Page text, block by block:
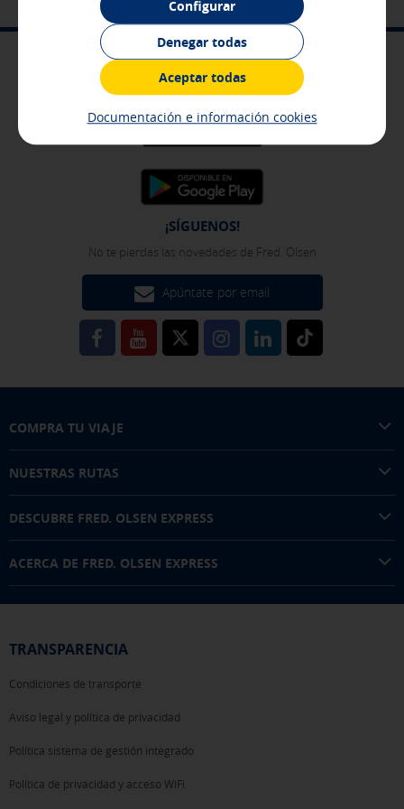
APP MÓVIL
Más fácil, intuitiva y cómoda
¡SÍGUENOS!
No te pierdas las novedades de Fred. Olsen
Apúntate por email
COMPRA TU VIAJE
NUESTRAS RUTAS
DESCUBRE FRED. OLSEN EXPRESS
ACERCA DE FRED. OLSEN EXPRESS
TRANSPARENCIA
Condiciones de transporte
Aviso legal y política de privacidad
Política sistema de gestión integrado
Política de privacidad y acceso WiFi
Aceptar todas
Denegar todas
Configurar
Documentación e información cookies
información que recogen es agregada y, por lo tanto, es
[Ver detalles de las cookies]
Cookies de publicidad y redes sociales
Estas cookies son gestionadas por nuestros socios
publicitarios y se utilizan para mostrarte publicidad
navegues. No almacenan información personal, sino que se
basan en la identificación única de tu navegador y
dispositivo de Internet.
[Ver detalles de las cookies]
Pulsa aquí para desactivar las cookies opcionales
cookies" al pie de la página. También puedes consultar nuestra